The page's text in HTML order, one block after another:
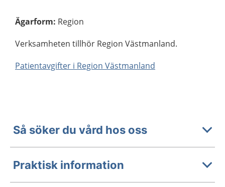
Ägarform: Region
Verksamheten tillhör Region Västmanland.
Patientavgifter i Region Västmanland
Så söker du vård hos oss
Praktisk information